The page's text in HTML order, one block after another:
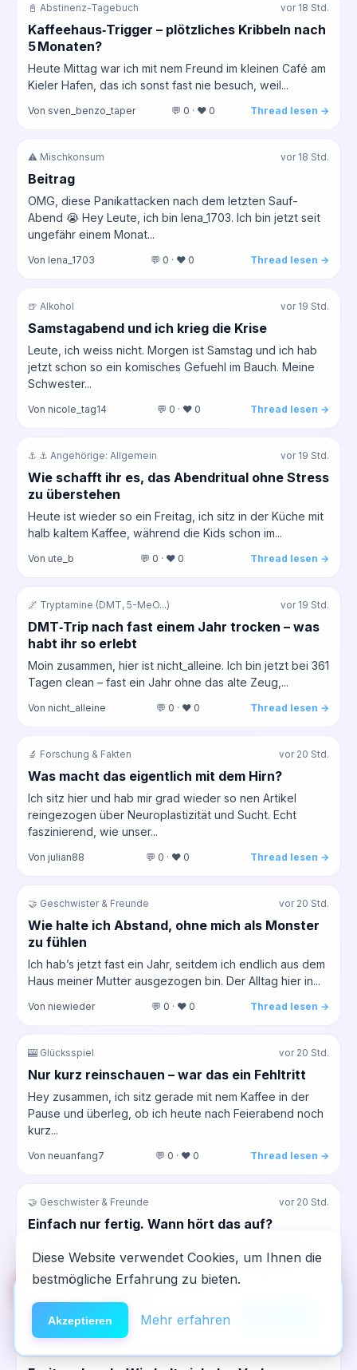
📓 Abstinenz-Tagebuch vor 18 Std.
Kaffeehaus‑Trigger – plötzliches Kribbeln nach
5 Monaten?
Heute Mittag war ich mit nem Freund im kleinen Café am
Kieler Hafen, das ich sonst fast nie besuch, weil...
Von sven_benzo_taper 💬 0 · ❤️ 0 Thread lesen →
⚠️ Mischkonsum vor 18 Std.
Beitrag
OMG, diese Panikattacken nach dem letzten Sauf-
Abend 😭 Hey Leute, ich bin lena_1703. Ich bin jetzt seit
ungefähr einem Monat...
Von lena_1703 💬 0 · ❤️ 0 Thread lesen →
🍺 Alkohol vor 19 Std.
Samstagabend und ich krieg die Krise
Leute, ich weiss nicht. Morgen ist Samstag und ich hab
jetzt schon so ein komisches Gefuehl im Bauch. Meine
Schwester...
Von nicole_tag14 💬 0 · ❤️ 0 Thread lesen →
⚓ ⚓ Angehörige: Allgemein vor 19 Std.
Wie schafft ihr es, das Abendritual ohne Stress
zu überstehen
Heute ist wieder so ein Freitag, ich sitz in der Küche mit
halb kaltem Kaffee, während die Kids schon im...
Von ute_b 💬 0 · ❤️ 0 Thread lesen →
🌌 Tryptamine (DMT, 5-MeO...) vor 19 Std.
DMT‑Trip nach fast einem Jahr trocken – was
habt ihr so erlebt
Moin zusammen, hier ist nicht_alleine. Ich bin jetzt bei 361
Tagen clean – fast ein Jahr ohne das alte Zeug,...
Von nicht_alleine 💬 0 · ❤️ 0 Thread lesen →
🔬 Forschung & Fakten vor 20 Std.
Was macht das eigentlich mit dem Hirn?
Ich sitz hier und hab mir grad wieder so nen Artikel
reingezogen über Neuroplastizität und Sucht. Echt
faszinierend, wie unser...
Von julian88 💬 0 · ❤️ 0 Thread lesen →
🤝 Geschwister & Freunde vor 20 Std.
Wie halte ich Abstand, ohne mich als Monster
zu fühlen
Ich hab’s jetzt fast ein Jahr, seitdem ich endlich aus dem
Haus meiner Mutter ausgezogen bin. Der Alltag hier in...
Von niewieder 💬 0 · ❤️ 0 Thread lesen →
🎰 Glücksspiel vor 20 Std.
Nur kurz reinschauen – war das ein Fehltritt
Hey zusammen, ich sitz gerade mit nem Kaffee in der
Pause und überleg, ob ich heute nach Feierabend noch
kurz...
Von neuanfang7 💬 0 · ❤️ 0 Thread lesen →
🤝 Geschwister & Freunde vor 20 Std.
Einfach nur fertig. Wann hört das auf?
müde, kaum geschlafen, weil das Baby die ganze
Nacht...
Von Sarah
🆘Hilfe
NeelixberliN auf dem Homescreen —
wie eine echte App.
Diese Website verwendet Cookies, um Ihnen die
bestmögliche Erfahrung zu bieten.
Akzeptieren Mehr erfahren